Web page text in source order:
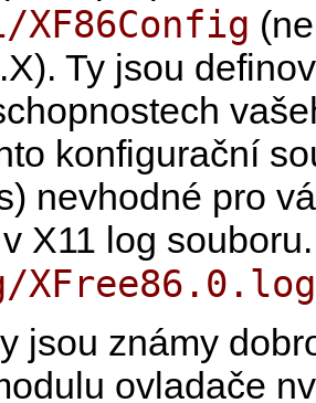
Ty jsou
konfigurační
nevhodné pro
X11 log
jsou známy
ovladače